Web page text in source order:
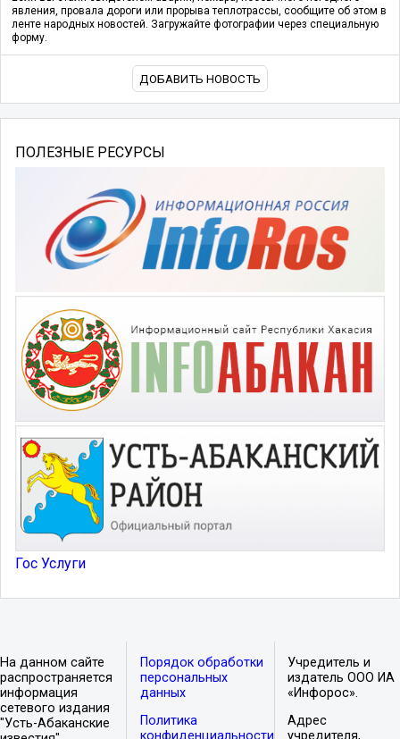
явления, провала дороги или прорыва теплотрассы, сообщите об этом в
ленте народных новостей. Загружайте фотографии через специальную
форму.
ДОБАВИТЬ НОВОСТЬ
ПОЛЕЗНЫЕ РЕСУРСЫ
Гос Услуги
На данном сайте
распространяется
информация
сетевого издания
"Усть-Абаканские
Порядок обработки
персональных
данных
Политика
конфиденциальности
Учредитель и
издатель ООО ИА
«Инфорос».
Адрес
учредителя,